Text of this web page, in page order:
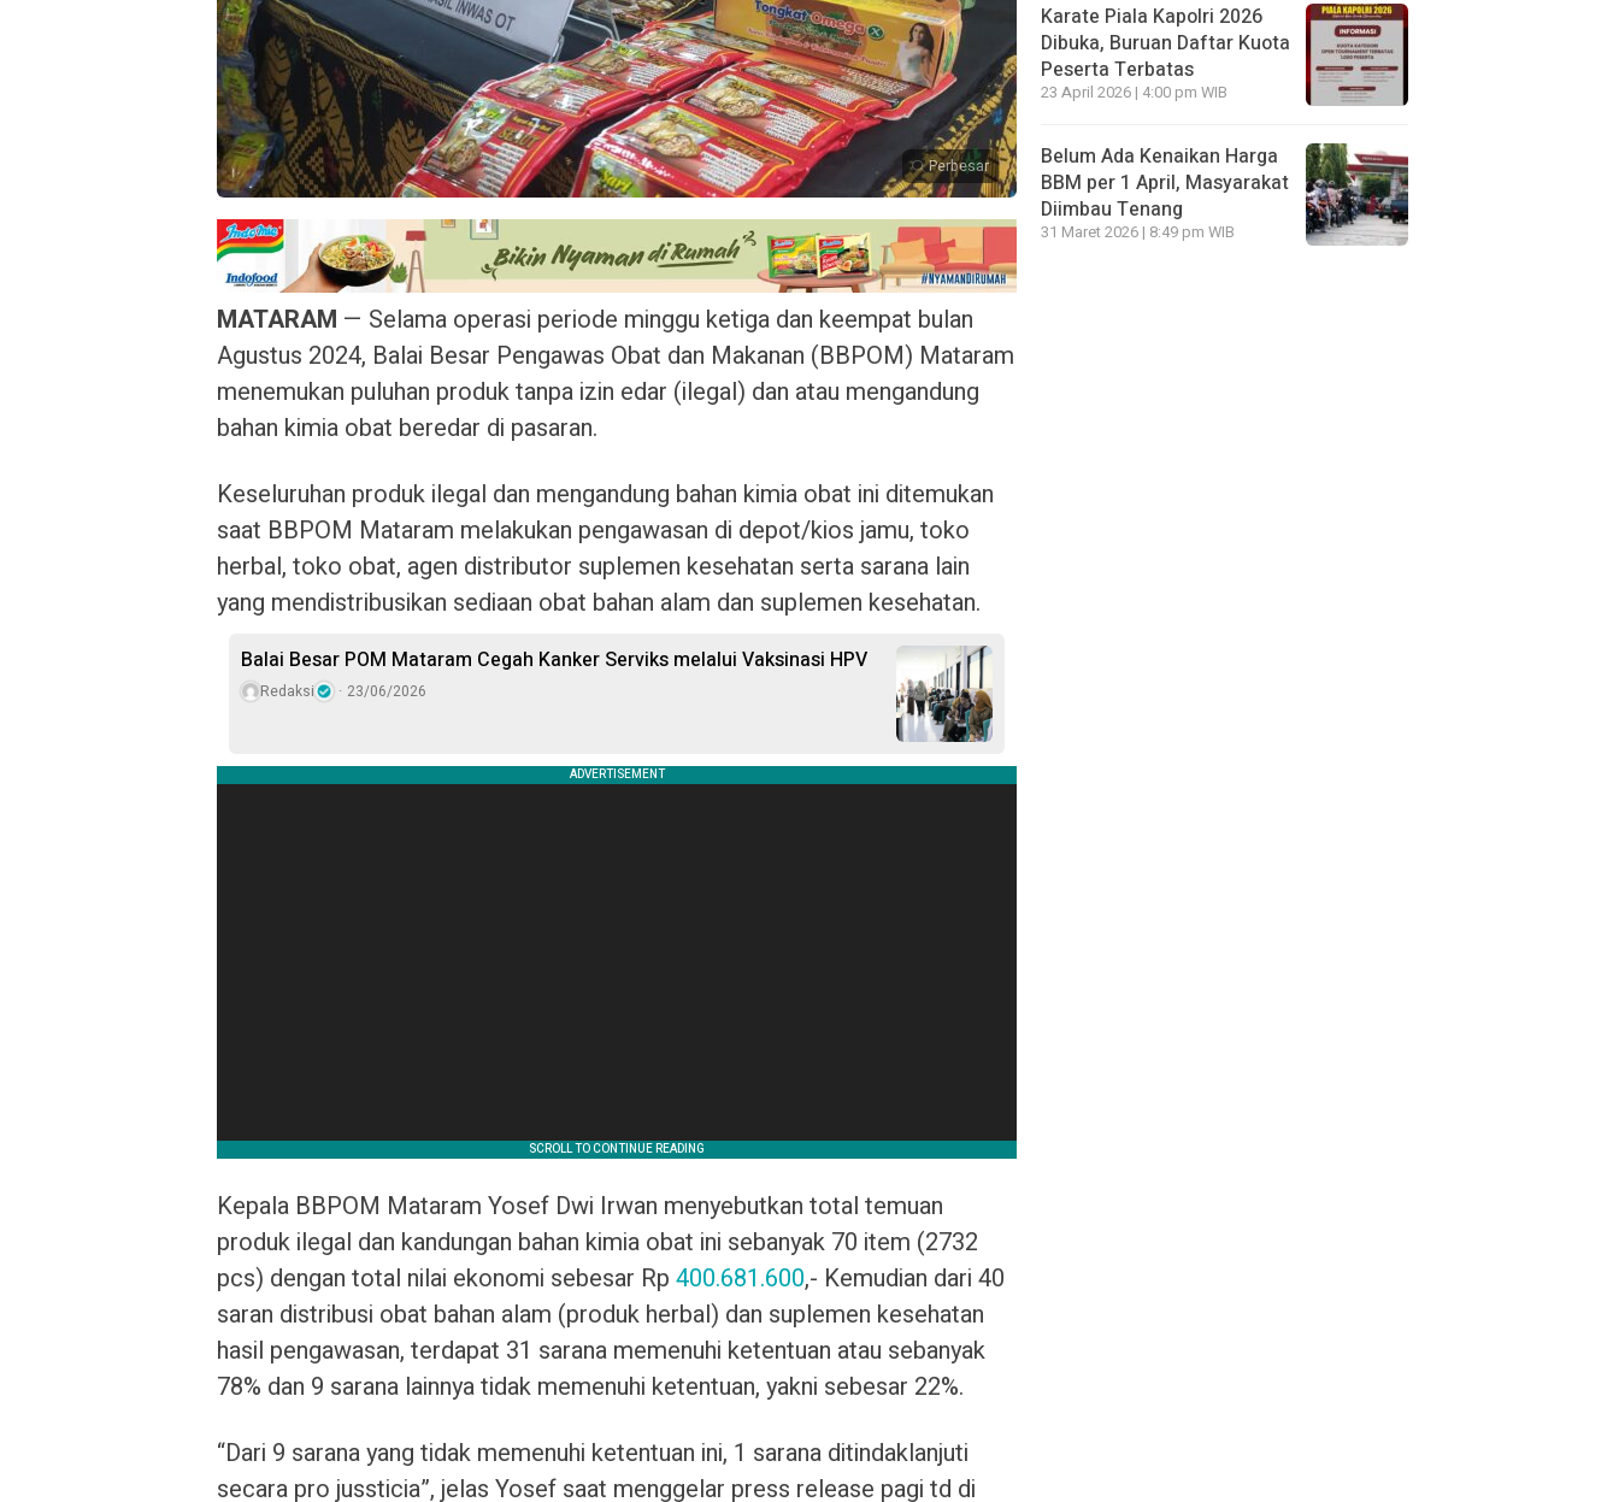
Perbesar
MATARAM — Selama operasi periode minggu ketiga dan keempat bulan
Agustus 2024, Balai Besar Pengawas Obat dan Makanan (BBPOM) Mataram
menemukan puluhan produk tanpa izin edar (ilegal) dan atau mengandung
bahan kimia obat beredar di pasaran.
Keseluruhan produk ilegal dan mengandung bahan kimia obat ini ditemukan
saat BBPOM Mataram melakukan pengawasan di depot/kios jamu, toko
herbal, toko obat, agen distributor suplemen kesehatan serta sarana lain
yang mendistribusikan sediaan obat bahan alam dan suplemen kesehatan.
Balai Besar POM Mataram Cegah Kanker Serviks melalui Vaksinasi HPV
Redaksi 23/06/2026
Kepala BBPOM Mataram Yosef Dwi Irwan menyebutkan total temuan
produk ilegal dan kandungan bahan kimia obat ini sebanyak 70 item (2732
pcs) dengan total nilai ekonomi sebesar Rp 400.681.600,- Kemudian dari 40
saran distribusi obat bahan alam (produk herbal) dan suplemen kesehatan
hasil pengawasan, terdapat 31 sarana memenuhi ketentuan atau sebanyak
78% dan 9 sarana lainnya tidak memenuhi ketentuan, yakni sebesar 22%.
“Dari 9 sarana yang tidak memenuhi ketentuan ini, 1 sarana ditindaklanjuti
secara pro jussticia”, jelas Yosef saat menggelar press release pagi td di
Karate Piala Kapolri 2026
Dibuka, Buruan Daftar Kuota
Peserta Terbatas
23 April 2026 | 4:00 pm WIB
Belum Ada Kenaikan Harga
BBM per 1 April, Masyarakat
Diimbau Tenang
31 Maret 2026 | 8:49 pm WIB